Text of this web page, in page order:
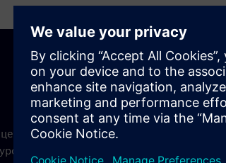
обробки даних або модернізуєте
підходу від оцінки до поточних